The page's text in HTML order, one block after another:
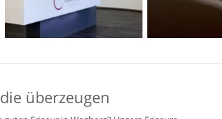
überzeugen